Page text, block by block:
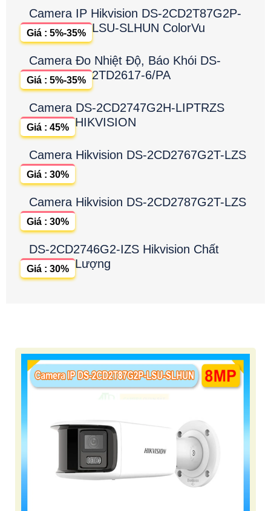
Camera IP Hikvision DS-2CD2T87G2P-
LSU-SLHUN ColorVu
Giá : 5%-35%
Camera Đo Nhiệt Độ, Báo Khói DS-
2TD2617-6/PA
Giá : 5%-35%
Camera DS-2CD2747G2H-LIPTRZS
HIKVISION
Giá : 45%
Camera Hikvision DS-2CD2767G2T-LZS
Giá : 30%
Camera Hikvision DS-2CD2787G2T-LZS
Giá : 30%
DS-2CD2746G2-IZS Hikvision Chất
Lượng
Giá : 30%